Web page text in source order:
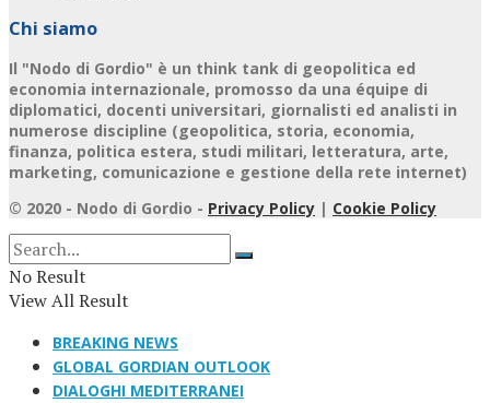
Chi siamo
Il "Nodo di Gordio" è un think tank di geopolitica ed
economia internazionale, promosso da una équipe di
diplomatici, docenti universitari, giornalisti ed analisti in
numerose discipline (geopolitica, storia, economia,
finanza, politica estera, studi militari, letteratura, arte,
marketing, comunicazione e gestione della rete internet)
© 2020 - Nodo di Gordio - Privacy Policy | Cookie Policy
No Result
View All Result
BREAKING NEWS
GLOBAL GORDIAN OUTLOOK
DIALOGHI MEDITERRANEI